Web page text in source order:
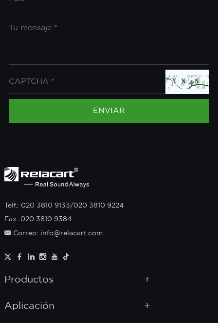
Telf.: 020 3810 9133/020 3810 9224
Fax: 020 3810 9384
Correo: info@relacart.com
Productos
Aplicación